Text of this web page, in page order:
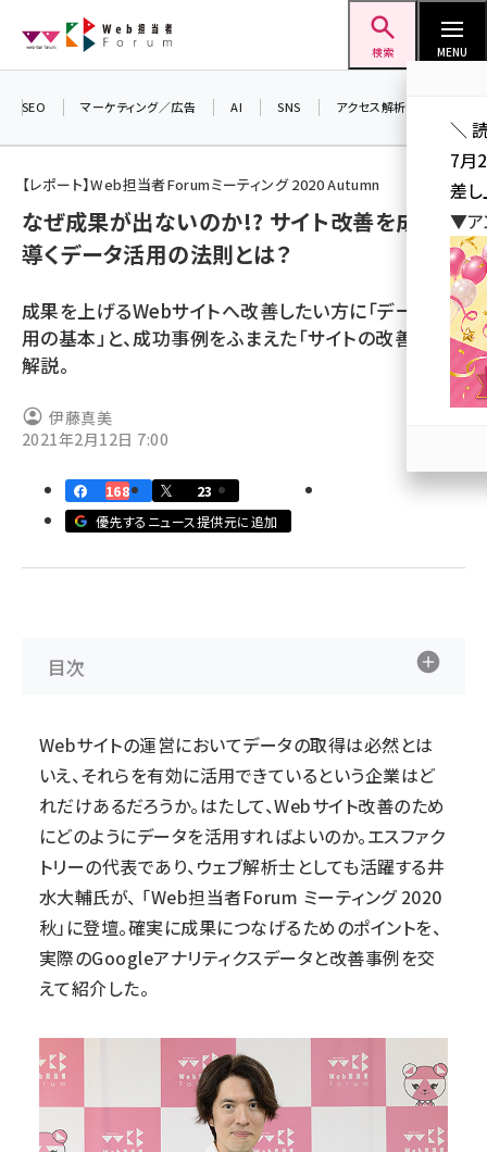
ン
検索 MENU
seo (3519)
youtube (2425)
セミナー (2301)
z世代 (1620)
meo (1274)
llmo (1160)
SEO マーケティング／広告 AI SNS アクセス解析／データ分析
【レポート】Web担当者Forumミーティング 2020 Autumn
なぜ成果が出ないのか!? サイト改善を成功に
導くデータ活用の法則とは？
成果を上げるWebサイトへ改善したい方に「データ活
用の基本」と、成功事例をふまえた「サイトの改善法」を
解説。
伊藤真美
2021年2月12日 7:00
168
23
優先するニュース提供元に追加
目次
Webサイトの運営においてデータの取得は必然とは
いえ、それらを有効に活用できているという企業はど
れだけあるだろうか。はたして、Webサイト改善のため
にどのようにデータを活用すればよいのか。エスファク
トリーの代表であり、ウェブ解析士としても活躍する井
水大輔氏が、 「Web担当者Forum ミーティング 2020
秋」に登壇。確実に成果につなげるためのポイントを、
実際のGoogleアナリティクスデータと改善事例を交
えて紹介した。
＼
7月
差し
▼ア